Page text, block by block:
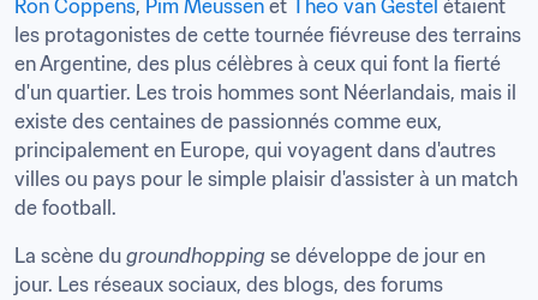
Ron Coppens, Pim Meussen et Theo van Gestel étaient
les protagonistes de cette tournée fiévreuse des terrains
en Argentine, des plus célèbres à ceux qui font la fierté
d'un quartier. Les trois hommes sont Néerlandais, mais il
existe des centaines de passionnés comme eux,
principalement en Europe, qui voyagent dans d'autres
villes ou pays pour le simple plaisir d'assister à un match
de football.
La scène du groundhopping se développe de jour en
jour. Les réseaux sociaux, des blogs, des forums